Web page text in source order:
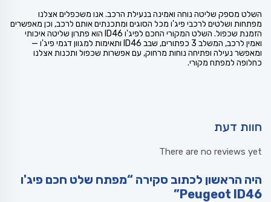
השלט מספק שליטה נוחה ואמינה בנעילת הרכב. אנו משכפלים אצלנו
מפתחות ושלטים לרכבי פיג'ו מכל הסוגים ומתכנתים אותם לרכב, וכן מאפשרים
הזמנת שכפול. השלט המקורי החכם לפיג'ו ID46 הוא פתרון שליטה איכותי
ואמין לרכב, המשלב 3 כפתורים, שבב ID46 ותאימות למגוון דגמי פיג'ו —
ומאפשר נעילה ופתיחה נוחות מרחוק, עם אפשרות שכפול ותכנות אצלנו
כחלופה למפתח מקורי.
חוות דעת
There are no reviews yet
היה הראשון לכתוב סקירה “מפתח שלט חכם פיג'ו
Peugeot ID46”